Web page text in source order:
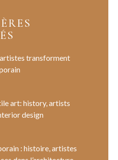
transforment
art: history, artists
design
: histoire, artistes